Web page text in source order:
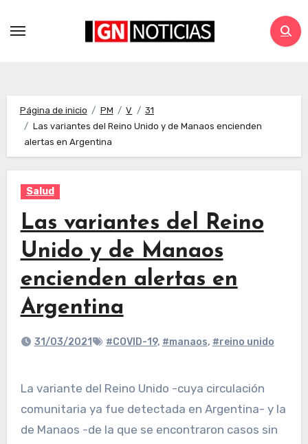
Página de inicio PM V
31
Las variantes del Reino Unido y de Manaos encienden
alertas en Argentina
Salud
Las variantes del Reino
Unido y de Manaos
encienden alertas en
Argentina
31/03/2021 #COVID-19, #manaos, #reino unido
La variante del Reino Unido -cuya circulación
comunitaria ya fue detectada en Argentina- y la
de Manaos -de la que se encontraron casos sin